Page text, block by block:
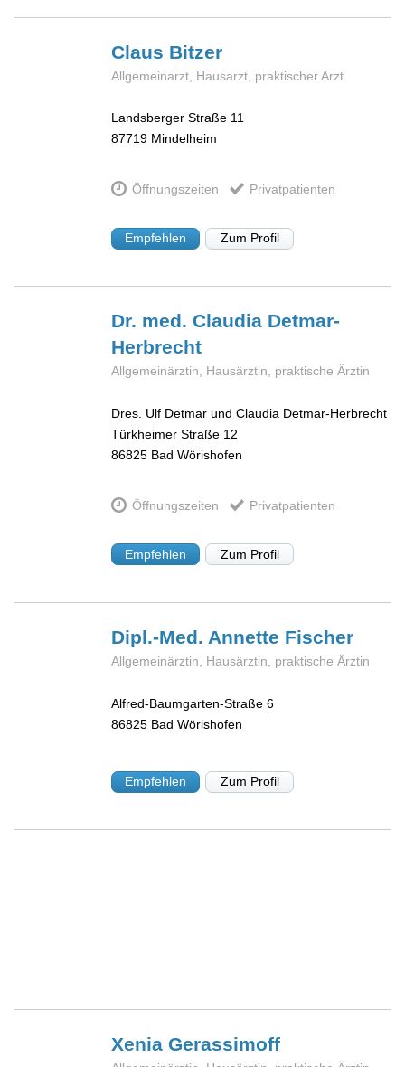
Claus Bitzer
Allgemeinarzt, Hausarzt, praktischer Arzt
Landsberger Straße 11
87719 Mindelheim
Öffnungszeiten Privatpatienten
Empfehlen Zum Profil
Dr. med. Claudia Detmar-
Herbrecht
Allgemeinärztin, Hausärztin, praktische Ärztin
Dres. Ulf Detmar und Claudia Detmar-Herbrecht
Türkheimer Straße 12
86825 Bad Wörishofen
Öffnungszeiten Privatpatienten
Empfehlen Zum Profil
Dipl.-Med. Annette Fischer
Allgemeinärztin, Hausärztin, praktische Ärztin
Alfred-Baumgarten-Straße 6
86825 Bad Wörishofen
Empfehlen Zum Profil
XeniaGerassimoff